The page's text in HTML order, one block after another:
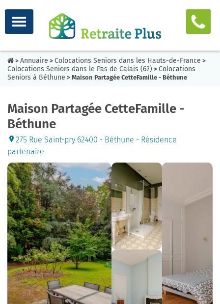
> Annuaire > Colocations Seniors dans les Hauts-de-France >
Colocations Seniors dans le Pas de Calais (62) > Colocations
Seniors à Béthune > Maison Partagée CetteFamille - Béthune
Maison Partagée CetteFamille -
Béthune
275 Rue Saint-pry 62400 - Béthune - Résidence
partenaire